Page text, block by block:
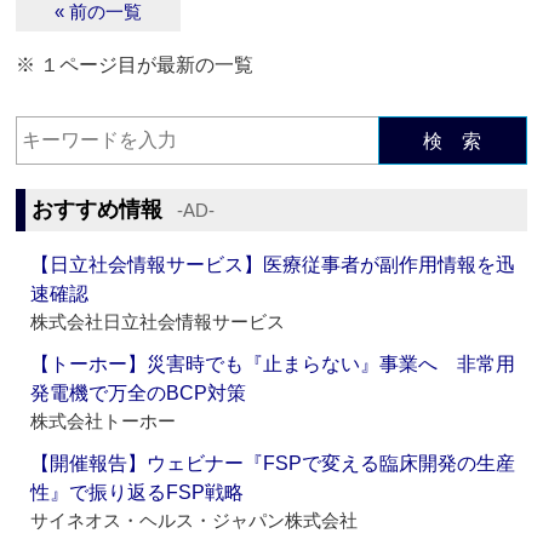
« 前の一覧
※ １ページ目が最新の一覧
検 索
おすすめ情報 ‐AD‐
【日立社会情報サービス】医療従事者が副作用情報を迅
速確認
株式会社日立社会情報サービス
【トーホー】災害時でも『止まらない』事業へ 非常用
発電機で万全のBCP対策
株式会社トーホー
【開催報告】ウェビナー『FSPで変える臨床開発の生産
性』で振り返るFSP戦略
サイネオス・ヘルス・ジャパン株式会社